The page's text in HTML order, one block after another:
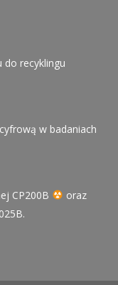
do recyklingu
w badaniach
CP200B
oraz